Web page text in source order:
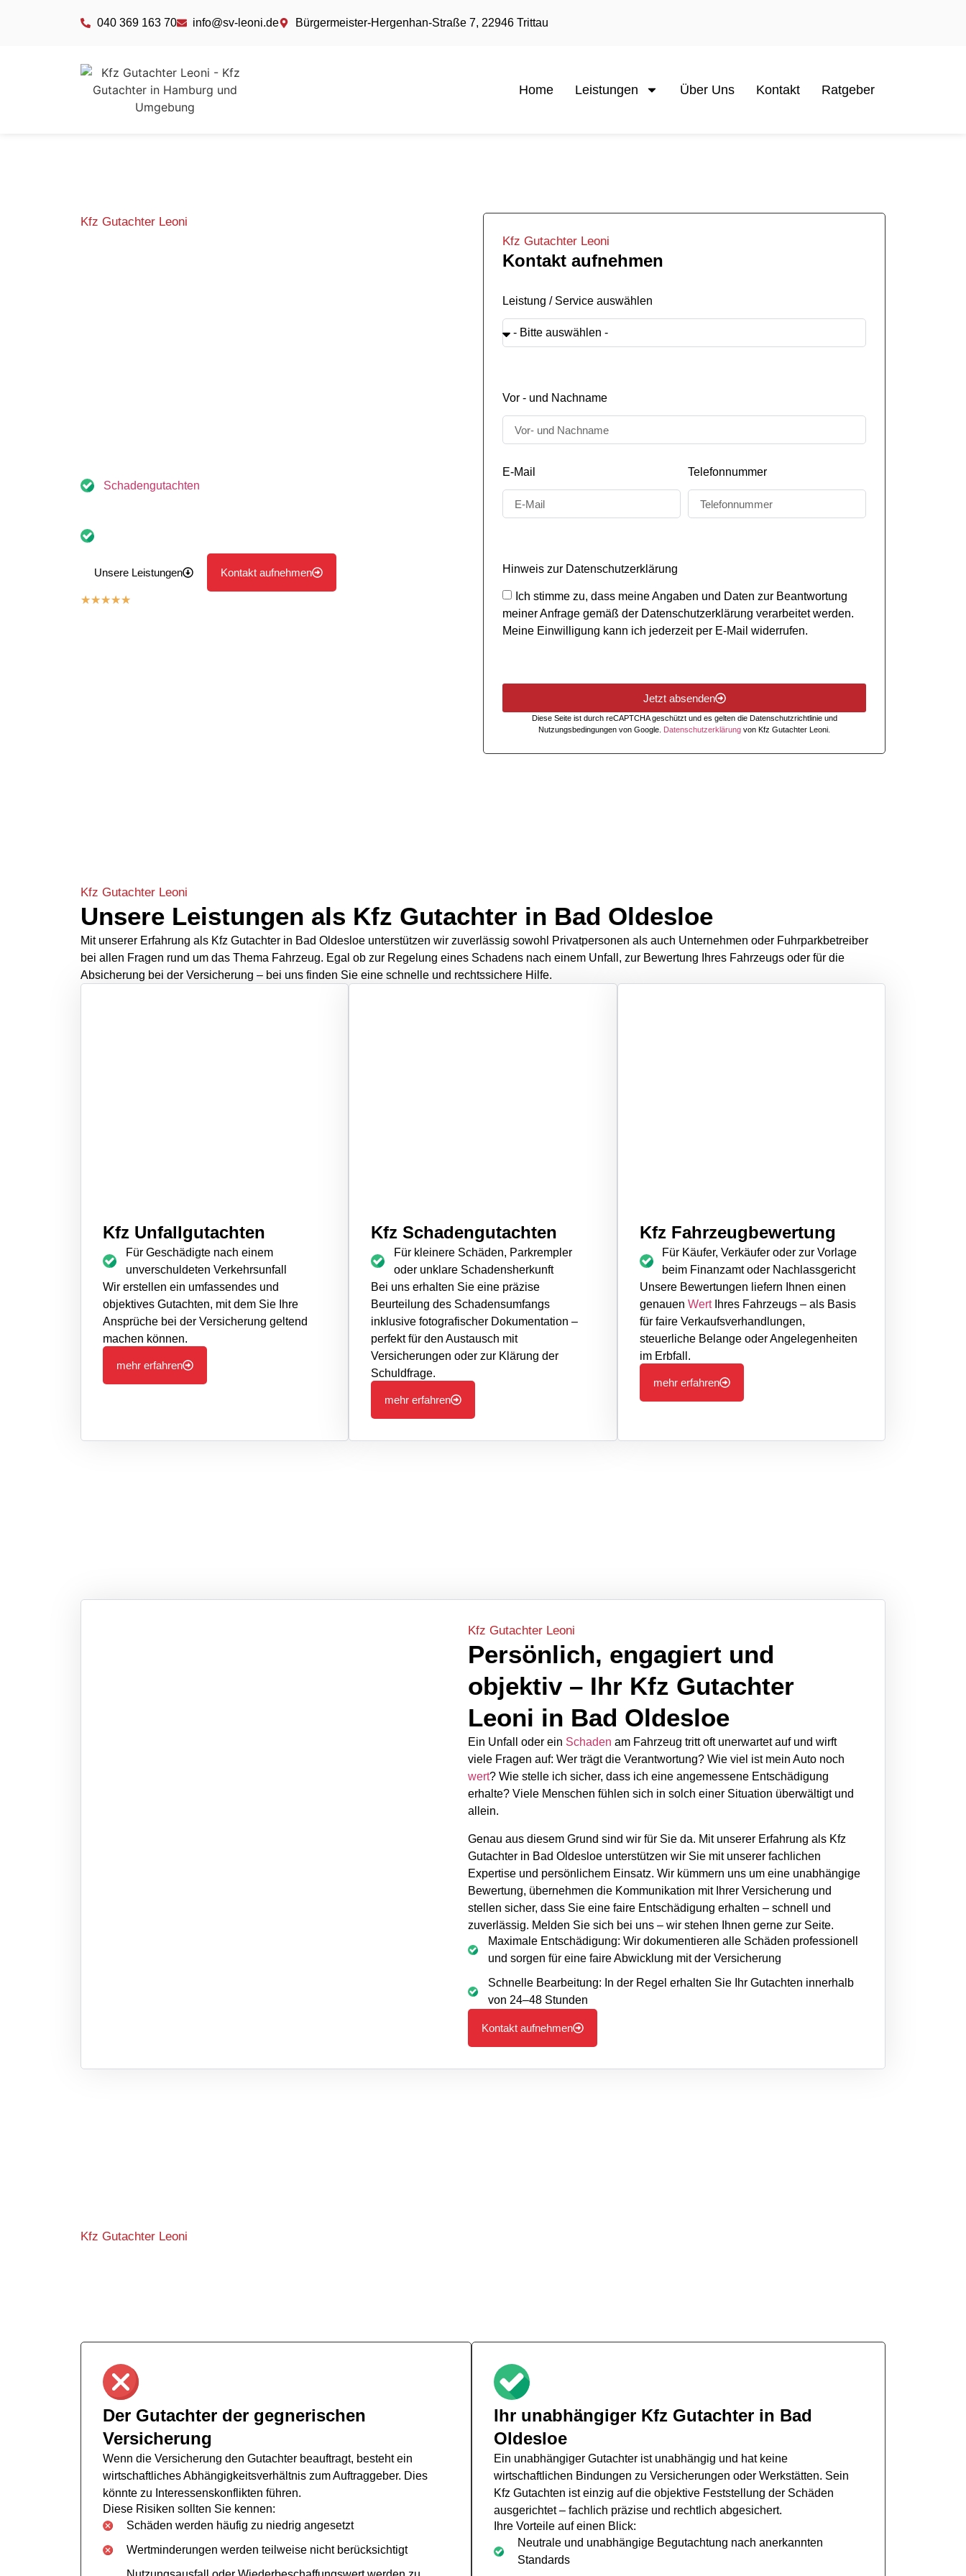
040 369 163 70 info@sv-leoni.de Bürgermeister-Hergenhan-Straße 7, 22946 Trittau
Home Leistungen Über Uns Kontakt Ratgeber
Kfz Gutachter Leoni
Schadengutachten
Unsere Leistungen Kontakt aufnehmen
★★★★★
Kfz Gutachter Leoni
Kontakt aufnehmen
Leistung / Service auswählen
Vor - und Nachname
E-Mail Telefonnummer
Hinweis zur Datenschutzerklärung
Ich stimme zu, dass meine Angaben und Daten zur Beantwortung
meiner Anfrage gemäß der Datenschutzerklärung verarbeitet werden.
Meine Einwilligung kann ich jederzeit per E-Mail widerrufen.
Jetzt absenden
Diese Seite ist durch reCAPTCHA geschützt und es gelten die Datenschutzrichtlinieund
Nutzungsbedingungen von Google. Datenschutzerklärung von Kfz Gutachter Leoni.
Kfz Gutachter Leoni
Unsere Leistungen als Kfz Gutachter in Bad Oldesloe
Mit unserer Erfahrung als Kfz Gutachter in Bad Oldesloe unterstützen wir zuverlässig sowohl Privatpersonen als auch Unternehmen oder Fuhrparkbetreiber
bei allen Fragen rund um das Thema Fahrzeug. Egal ob zur Regelung eines Schadens nach einem Unfall, zur Bewertung Ihres Fahrzeugs oder für die
Absicherung bei der Versicherung – bei uns finden Sie eine schnelle und rechtssichere Hilfe.
Kfz Unfallgutachten
Für Geschädigte nach einem
unverschuldeten Verkehrsunfall
Wir erstellen ein umfassendes und
objektives Gutachten, mit dem Sie Ihre
Ansprüche bei der Versicherung geltend
machen können.
mehr erfahren
Kfz Schadengutachten
Für kleinere Schäden, Parkrempler
oder unklare Schadensherkunft
Bei uns erhalten Sie eine präzise
Beurteilung des Schadensumfangs
inklusive fotografischer Dokumentation –
perfekt für den Austausch mit
Versicherungen oder zur Klärung der
Schuldfrage.
mehr erfahren
Kfz Fahrzeugbewertung
Für Käufer, Verkäufer oder zur Vorlage
beim Finanzamt oder Nachlassgericht
Unsere Bewertungen liefern Ihnen einen
genauen WertIhres Fahrzeugs – als Basis
für faire Verkaufsverhandlungen,
steuerliche Belange oder Angelegenheiten
im Erbfall.
mehr erfahren
Kfz Gutachter Leoni
Persönlich, engagiert und
objektiv – Ihr Kfz Gutachter
Leoni in Bad Oldesloe
Ein Unfall oder ein Schaden am Fahrzeug tritt oft unerwartet auf und wirft
viele Fragen auf: Wer trägt die Verantwortung? Wie viel ist mein Auto noch
wert? Wie stelle ich sicher, dass ich eine angemessene Entschädigung
erhalte? Viele Menschen fühlen sich in solch einer Situation überwältigt und
allein.
Genau aus diesem Grund sind wir für Sie da. Mit unserer Erfahrung als Kfz
Gutachter in Bad Oldesloe unterstützen wir Sie mit unserer fachlichen
Expertise und persönlichem Einsatz. Wir kümmern uns um eine unabhängige
Bewertung, übernehmen die Kommunikation mit Ihrer Versicherung und
stellen sicher, dass Sie eine faire Entschädigung erhalten – schnell und
zuverlässig. Melden Sie sich bei uns – wir stehen Ihnen gerne zur Seite.
Maximale Entschädigung: Wir dokumentieren alle Schäden professionell
und sorgen für eine faire Abwicklung mit der Versicherung
Schnelle Bearbeitung: In der Regel erhalten Sie Ihr Gutachten innerhalb
von 24–48 Stunden
Kontakt aufnehmen
Kfz Gutachter Leoni
Ihr unabhängiger Kfz Gutachter in Bad
Oldesloe
Ein unabhängiger Gutachter ist unabhängig und hat keine
wirtschaftlichen Bindungen zu Versicherungen oder Werkstätten. Sein
Kfz Gutachten ist einzig auf die objektive Feststellung der Schäden
ausgerichtet – fachlich präzise und rechtlich abgesichert.
Ihre Vorteile auf einen Blick:
Neutrale und unabhängige Begutachtung nach anerkannten
Standards
Der Gutachter der gegnerischen
Versicherung
Wenn die Versicherung den Gutachter beauftragt, besteht ein
wirtschaftliches Abhängigkeitsverhältnis zum Auftraggeber. Dies
könnte zu Interessenskonflikten führen.
Diese Risiken sollten Sie kennen:
Schäden werden häufig zu niedrig angesetzt
Wertminderungen werden teilweise nicht berücksichtigt